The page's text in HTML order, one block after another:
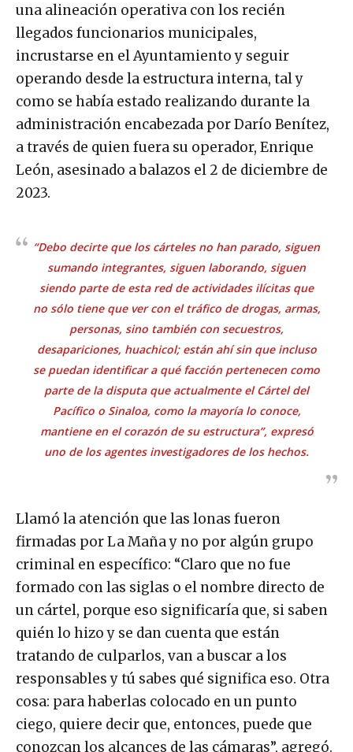
una alineación operativa con los recién
llegados funcionarios municipales,
incrustarse en el Ayuntamiento y seguir
operando desde la estructura interna, tal y
como se había estado realizando durante la
administración encabezada por Darío Benítez,
a través de quien fuera su operador, Enrique
León, asesinado a balazos el 2 de diciembre de
2023.
“Debo decirte que los cárteles no han parado, siguen
sumando integrantes, siguen laborando, siguen
siendo parte de esta red de actividades ilícitas que
no sólo tiene que ver con el tráfico de drogas, armas,
personas, sino también con secuestros,
desapariciones, huachicol; están ahí sin que incluso
se puedan identificar a qué facción pertenecen como
parte de la disputa que actualmente el Cártel del
Pacífico o Sinaloa, como la mayoría lo conoce,
mantiene en el corazón de su estructura”, expresó
uno de los agentes investigadores de los hechos.
Llamó la atención que las lonas fueron
firmadas por La Maña y no por algún grupo
criminal en específico: “Claro que no fue
formado con las siglas o el nombre directo de
un cártel, porque eso significaría que, si saben
quién lo hizo y se dan cuenta que están
tratando de culparlos, van a buscar a los
responsables y tú sabes qué significa eso. Otra
cosa: para haberlas colocado en un punto
ciego, quiere decir que, entonces, puede que
conozcan los alcances de las cámaras”, agregó.